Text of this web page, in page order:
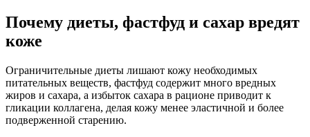
Почему диеты, фастфуд и сахар вредят
коже
Ограничительные диеты лишают кожу необходимых
питательных веществ, фастфуд содержит много вредных
жиров и сахара, а избыток сахара в рационе приводит к
гликации коллагена, делая кожу менее эластичной и более
подверженной старению.